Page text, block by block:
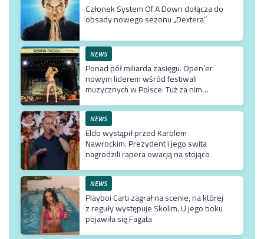
Członek System Of A Down dołącza do
obsady nowego sezonu „Dextera”
NEWS
Ponad pół miliarda zasięgu. Open’er
nowym liderem wśród festiwali
muzycznych w Polsce. Tuż za nim
NEWS
Eldo wystąpił przed Karolem
Nawrockim. Prezydent i jego swita
nagrodzili rapera owacją na stojąco
NEWS
Playboi Carti zagrał na scenie, na której
z reguły występuje Skolim. U jego boku
pojawiła się Fagata